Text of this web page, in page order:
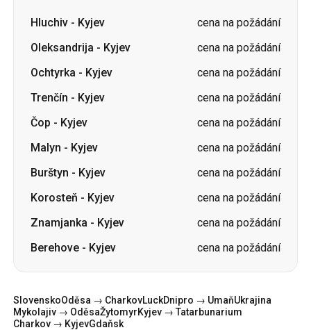
Hluchiv - Kyjev
cena na požádání
Oleksandrija - Kyjev
cena na požádání
Ochtyrka - Kyjev
cena na požádání
Trenčín - Kyjev
cena na požádání
Čop - Kyjev
cena na požádání
Malyn - Kyjev
cena na požádání
Burštyn - Kyjev
cena na požádání
Korosteň - Kyjev
cena na požádání
Znamjanka - Kyjev
cena na požádání
Berehove - Kyjev cena na požádání
SlovenskoOděsa → CharkovLuckDnipro → UmaňUkrajina
Mykolajiv → OděsaŽytomyrKyjev → Tatarbunarium
Charkov → KyjevGdaňsk